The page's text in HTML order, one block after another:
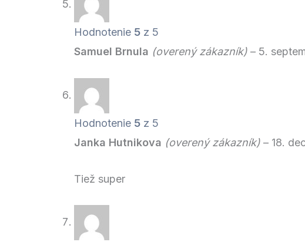
Hodnotenie 5 z 5
Samuel Brnula (overený zákazník) – 5.
Hodnotenie 5 z 5
Janka Hutnikova (overený zákazník) – 18.
Tiež super